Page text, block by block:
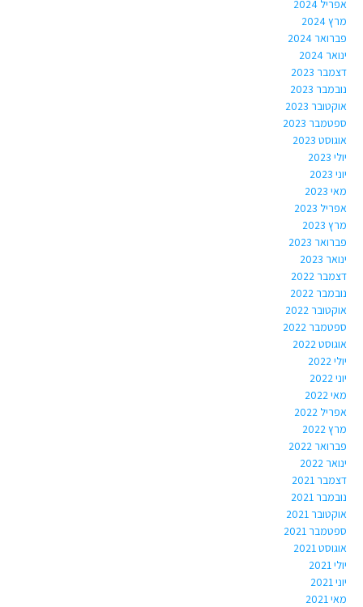
אפריל 2024
מרץ 2024
פברואר 2024
ינואר 2024
דצמבר 2023
נובמבר 2023
אוקטובר 2023
ספטמבר 2023
אוגוסט 2023
יולי 2023
יוני 2023
מאי 2023
אפריל 2023
מרץ 2023
פברואר 2023
ינואר 2023
דצמבר 2022
נובמבר 2022
אוקטובר 2022
ספטמבר 2022
אוגוסט 2022
יולי 2022
יוני 2022
מאי 2022
אפריל 2022
מרץ 2022
פברואר 2022
ינואר 2022
דצמבר 2021
נובמבר 2021
אוקטובר 2021
ספטמבר 2021
אוגוסט 2021
יולי 2021
יוני 2021
מאי 2021